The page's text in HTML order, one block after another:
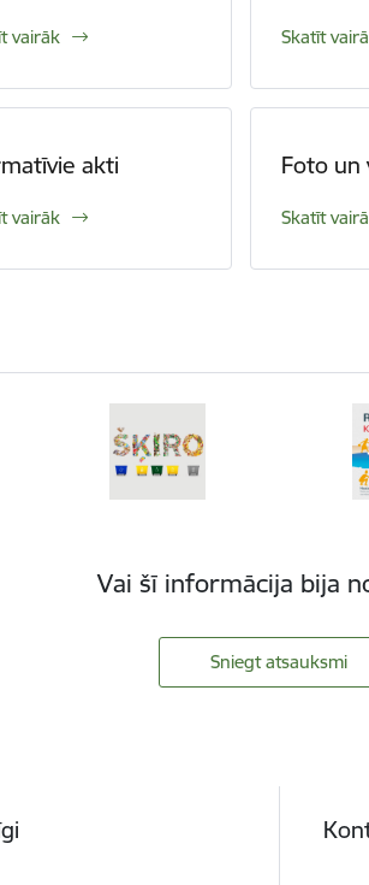
vairāk Skatīt
akti
vairāk
Foto un
Skatīt
Vai šī informācija bija
Sniegt atsauksmi